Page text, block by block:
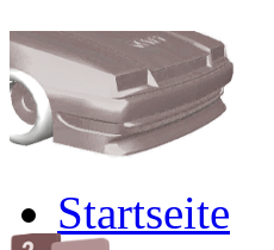
Startseite